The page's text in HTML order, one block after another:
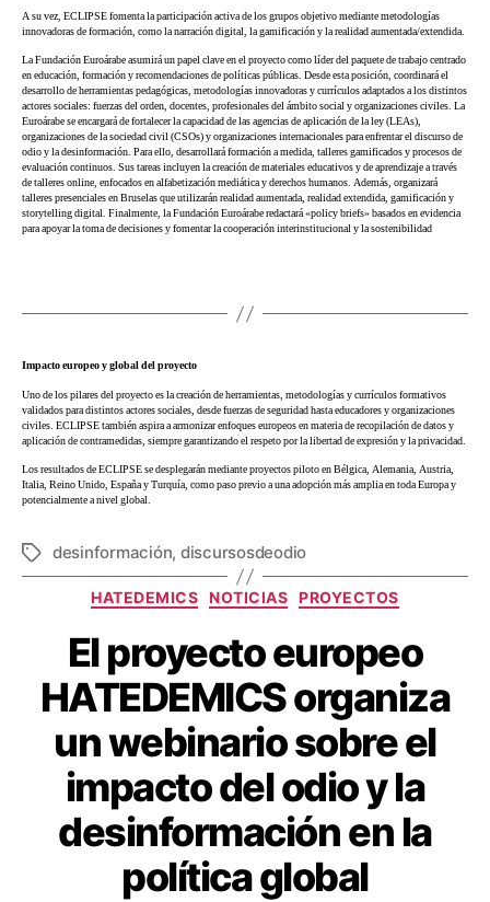
A su vez, ECLIPSE fomenta la participación activa de los grupos objetivo mediante metodologías
innovadoras de formación, como la narración digital, la gamificación y la realidad aumentada/extendida.
La Fundación Euroárabe asumirá un papel clave en el proyecto como líder del paquete de trabajo centrado
en educación, formación y recomendaciones de políticas públicas. Desde esta posición, coordinará el
desarrollo de herramientas pedagógicas, metodologías innovadoras y currículos adaptados a los distintos
actores sociales: fuerzas del orden, docentes, profesionales del ámbito social y organizaciones civiles. La
Euroárabe se encargará de fortalecer la capacidad de las agencias de aplicación de la ley (LEAs),
organizaciones de la sociedad civil (CSOs) y organizaciones internacionales para enfrentar el discurso de
odio y la desinformación. Para ello, desarrollará formación a medida, talleres gamificados y procesos de
evaluación continuos. Sus tareas incluyen la creación de materiales educativos y de aprendizaje a través
de talleres online, enfocados en alfabetización mediática y derechos humanos. Además, organizará
talleres presenciales en Bruselas que utilizarán realidad aumentada, realidad extendida, gamificación y
storytelling digital. Finalmente, la Fundación Euroárabe redactará «policy briefs» basados en evidencia
para apoyar la toma de decisiones y fomentar la cooperación interinstitucional y la sostenibilidad
Impacto europeo y global del proyecto
Uno de los pilares del proyecto es la creación de herramientas, metodologías y currículos formativos
validados para distintos actores sociales, desde fuerzas de seguridad hasta educadores y organizaciones
civiles. ECLIPSE también aspira a armonizar enfoques europeos en materia de recopilación de datos y
aplicación de contramedidas, siempre garantizando el respeto por la libertad de expresión y la privacidad.
Los resultados de ECLIPSE se desplegarán mediante proyectos piloto en Bélgica, Alemania, Austria,
Italia, Reino Unido, España y Turquía, como paso previo a una adopción más amplia en toda Europa y
potencialmente a nivel global.
desinformación, discursosdeodio
HATEDEMICS NOTICIAS PROYECTOS
El proyecto europeo
HATEDEMICS organiza
un webinario sobre el
impacto del odio y la
desinformación en la
política global